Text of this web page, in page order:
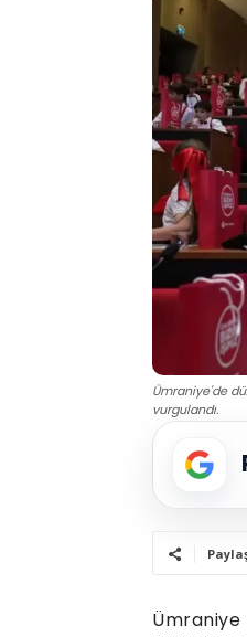
Ümraniye'de
vurgulandı.
Ümraniye